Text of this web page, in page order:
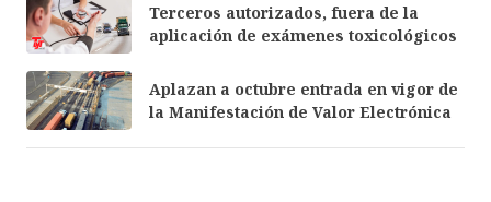
Terceros autorizados, fuera de la
aplicación de exámenes toxicológicos
Aplazan a octubre entrada en vigor de
la Manifestación de Valor Electrónica